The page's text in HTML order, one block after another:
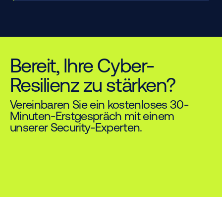
Bereit, Ihre Cyber-
Resilienz zu stärken?
Vereinbaren Sie ein kostenloses 30-
Minuten-Erstgespräch mit einem
unserer Security-Experten.